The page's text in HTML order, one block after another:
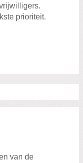
prioriteit.
van de